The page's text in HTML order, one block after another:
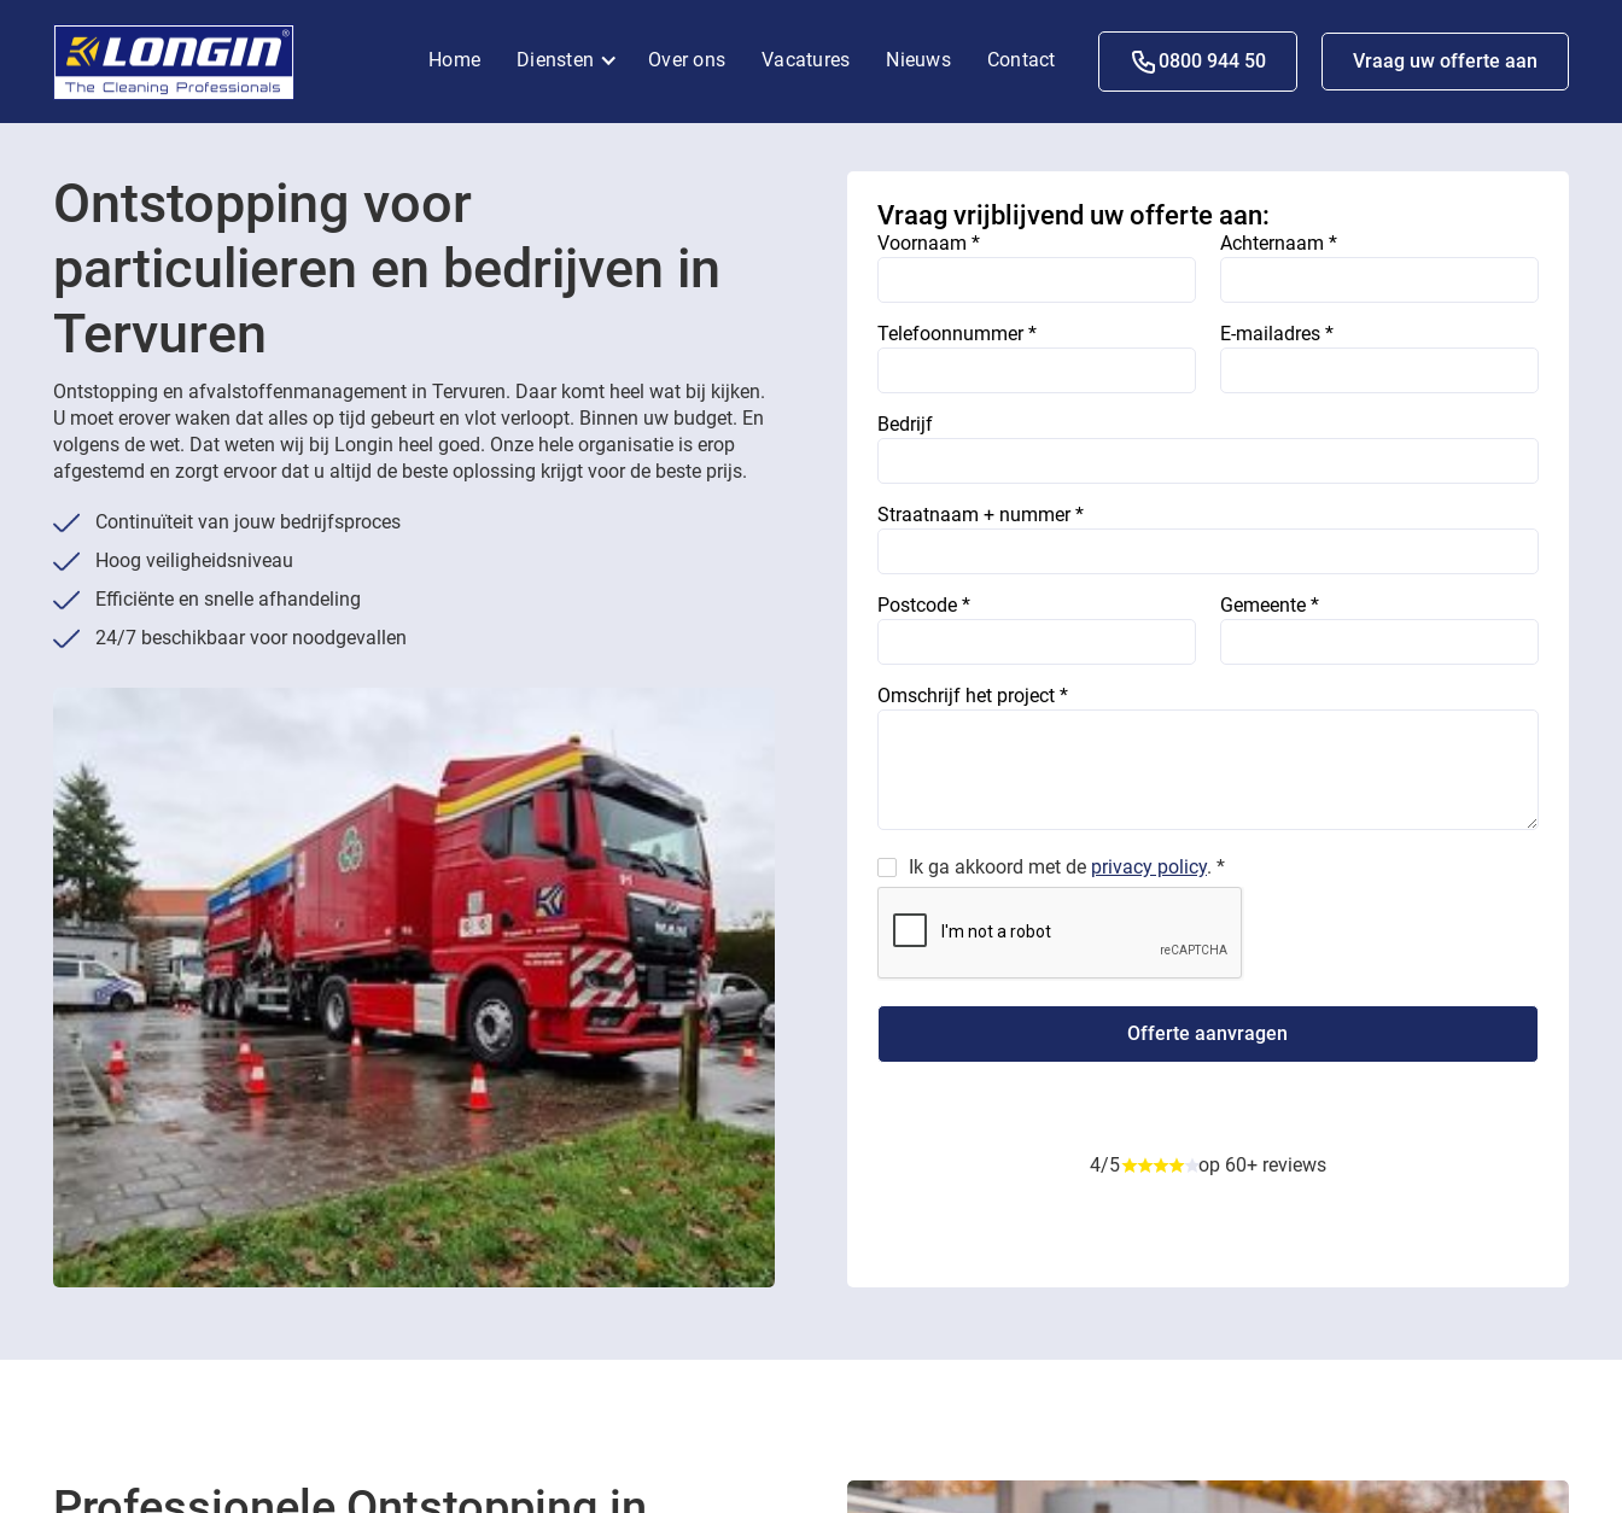
Home Diensten Over ons Vacatures Nieuws Contact 0800 944 50 Vraag uw offerte aan
Ontstopping voor
particulieren en bedrijven in
Tervuren
Ontstopping en afvalstoffenmanagement in Tervuren. Daar komt heel wat bij kijken.
U moet erover waken dat alles op tijd gebeurt en vlot verloopt. Binnen uw budget. En
volgens de wet. Dat weten wij bij Longin heel goed. Onze hele organisatie is erop
afgestemd en zorgt ervoor dat u altijd de beste oplossing krijgt voor de beste prijs.
Continuïteit van jouw bedrijfsproces
Hoog veiligheidsniveau
Efficiënte en snelle afhandeling
24/7 beschikbaar voor noodgevallen
Vraag vrijblijvend uw offerte aan:
Voornaam * Achternaam *
Telefoonnummer * E-mailadres *
Bedrijf
Straatnaam + nummer *
Postcode * Gemeente *
Omschrijf het project *
Ik ga akkoord met de privacy policy. *
4/5 op 60+ reviews